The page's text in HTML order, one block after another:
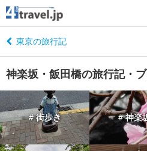
東京の旅行記
神楽坂・飯田橋の旅行記・
# 街歩き # 神楽
東
京
へ
戻